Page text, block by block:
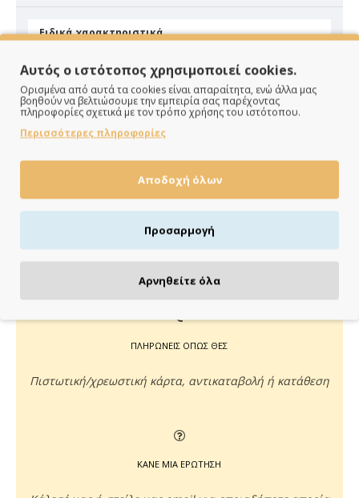
Ειδικά χαρακτηριστικά
Χρώμα
ΠΑΡΑΔΙΔΟΥΜΕ ΓΡΗΓΟΡΑ
ημέρες
ΠΛΗΡΩΝΕΙΣ ΟΠΩΣ ΘΕΣ
Πιστωτική/χρεωστική κάρτα, αντικαταβολή ή κατάθεση
ΚΑΝΕ ΜΙΑ ΕΡΩΤΗΣΗ
Αυτός ο ιστότοπος χρησιμοποιεί cookies.
Ορισμένα από αυτά τα cookies είναι απαραίτητα, ενώ άλλα μας
βοηθούν να βελτιώσουμε την εμπειρία σας παρέχοντας
πληροφορίες σχετικά με τον τρόπο χρήσης του ιστότοπου.
Περισσότερες πληροφορίες
Αποδοχή όλων
Προσαρμογή
Αρνηθείτε όλα